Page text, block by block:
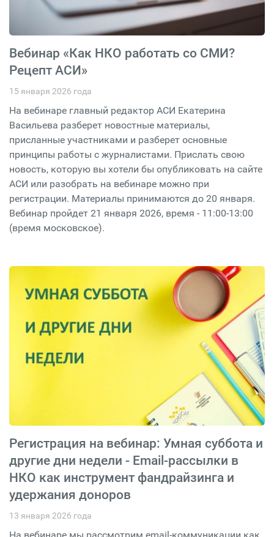
Вебинар «Как НКО работать со СМИ?
Рецепт АСИ»
15 января 2026 года
На вебинаре главный редактор АСИ Екатерина
Васильева разберет новостные материалы,
присланные участниками и разберет основные
принципы работы с журналистами. Прислать свою
новость, которую вы хотели бы опубликовать на сайте
АСИ или разобрать на вебинаре можно при
регистрации. Материалы принимаются до 20 января.
Вебинар пройдет 21 января 2026, время - 11:00-13:00
(время московское).
Регистрация на вебинар: Умная суббота и
другие дни недели - Email-рассылки в
НКО как инструмент фандрайзинга и
удержания доноров
13 января 2026 года